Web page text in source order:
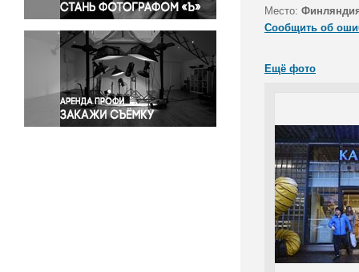
Религия
Светская жизнь
Спорт
Экология
Экономика и бизнес
Место:
Сообщить об
Ещё фото